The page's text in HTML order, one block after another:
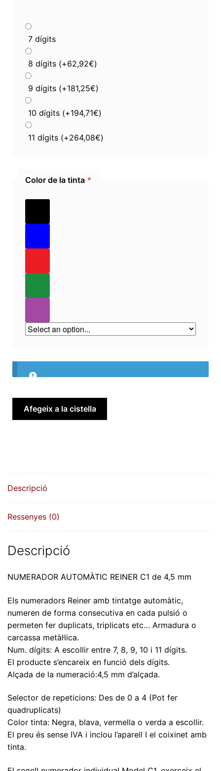
7 dígits
8 dígits (+62,92€)
9 dígits (+181,25€)
10 dígits (+194,71€)
11 dígits (+264,08€)
Color de la tinta *
quantitat
4,5
des
Afegeix a la cistella
Descripció
Ressenyes (0)
Descripció
NUMERADOR AUTOMÀTIC REINER C1 de 4,5 mm
Els numeradors Reiner amb tintatge automàtic,
numeren de forma consecutiva en cada pulsió o
permeten fer duplicats, triplicats etc… Armadura o
carcassa metàl·lica.
Num. dígits: A escollir entre 7, 8, 9, 10 i 11 dígits.
El producte s’encareix en funció dels dígits.
Alçada de la numeració:4,5 mm d’alçada.
Selector de repeticions: Des de 0 a 4 (Pot fer
quadruplicats)
Color tinta: Negra, blava, vermella o verda a escollir.
El preu és sense IVA i inclou l’aparell I el coixinet amb
tinta.